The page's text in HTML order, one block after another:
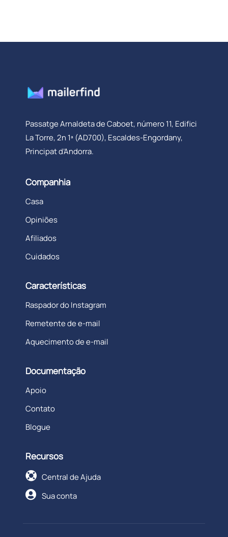
Passatge Arnaldeta de Caboet, número 11, Edifici
La Torre, 2n 1ª (AD700), Escaldes-Engordany,
Principat d’Andorra.
Companhia
Casa
Opiniões
Afiliados
Cuidados
Características
Raspador do Instagram
Remetente de e-mail
Aquecimento de e-mail
Documentação
Apoio
Contato
Blogue
Recursos
 Central de Ajuda
 Sua conta